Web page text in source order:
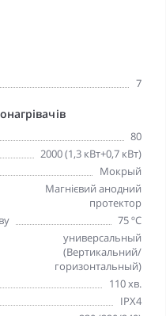
7
80
2000 (1,3 кВт+0,7 кВт)
Мокрый
Магнієвий анодний
протектор
75 ºC
универсальный
(Вертикальний/
горизонтальный)
110 хв.
IPX4